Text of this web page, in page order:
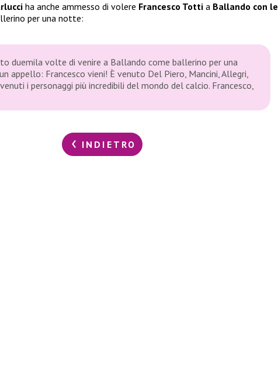
ha anche ammesso di volere Francesco Totti a Ballando con le
per una notte:
duemila volte di venire a Ballando come ballerino per una
appello: Francesco vieni! È venuto Del Piero, Mancini, Allegri,
i personaggi più incredibili del mondo del calcio. Francesco,
INDIETRO